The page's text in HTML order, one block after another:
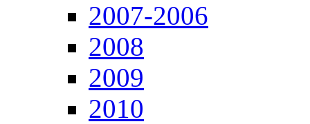
2007-2006
2008
2009
2010